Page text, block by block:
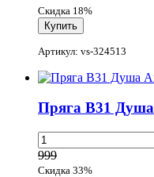
Скидка 18%
Артикул: vs-324513
Пряга B31
999
Скидка 33%